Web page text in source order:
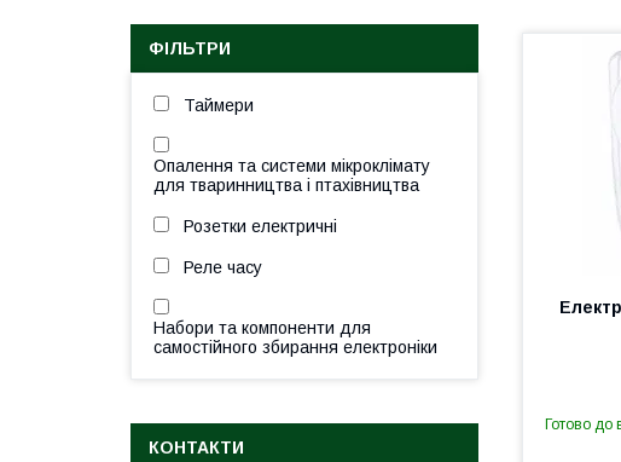
Готово до
ФІЛЬТРИ
Таймери
Опалення та системи мікроклімату
для тваринництва і птахівництва
Розетки електричні
Реле часу
Набори та компоненти для
самостійного збирання електроніки
КОНТАКТИ